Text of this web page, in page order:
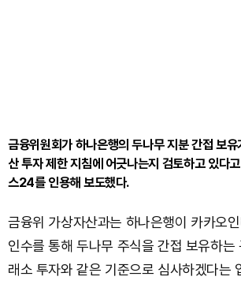
금융위원회가 하나은행의 두나무 지분 간접 보
산 투자 제한 지침에 어긋나는지 검토하고 있다
스24를 인용해 보도했다.
금융위 가상자산과는 하나은행이 카카오
인수를 통해 두나무 주식을 간접 보유하는
래소 투자와 같은 기준으로 심사하겠다는